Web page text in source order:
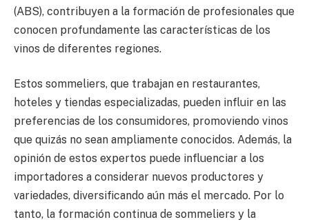
(ABS), contribuyen a la formación de profesionales que
conocen profundamente las características de los
vinos de diferentes regiones.
Estos sommeliers, que trabajan en restaurantes,
hoteles y tiendas especializadas, pueden influir en las
preferencias de los consumidores, promoviendo vinos
que quizás no sean ampliamente conocidos. Además, la
opinión de estos expertos puede influenciar a los
importadores a considerar nuevos productores y
variedades, diversificando aún más el mercado. Por lo
tanto, la formación continua de sommeliers y la